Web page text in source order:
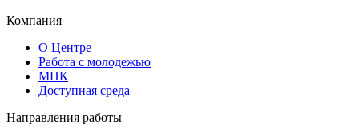
Компания
О Центре
Работа с молодежью
МПК
Доступная среда
Направления работы